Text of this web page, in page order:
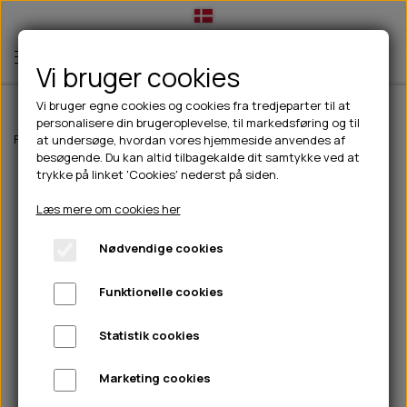
TIL HUND
💧FODER- VANDSKÅLE
CHICOPEE
GODBIDSTASKE
HALSBÅND
🦴 GODBIDDER & SNACKS
🍖 SMAGSVARIANTER
🎾 LEGETØJ
TÆNDER, ØRE, ØJE, POTER & NÆSE
🐾 UDSTYR & KOMFORT
TIL HUNDEEJER
DRIKKEFLASKER/TERMOFLASKER
HUER OG VANTER
PINEWOOD SALES
TIL KAT
TILBUD
NYHEDER
ABONNEMENT
Forside Til hunde hundelegetøj Kong Flexball Sportfootball M
Vi bruger cookies
Vi bruger egne cookies og cookies fra tredjeparter til at
personalisere din brugeroplevelse, til markedsføring og til
at undersøge, hvordan vores hjemmeside anvendes af
besøgende. Du kan altid tilbagekalde dit samtykke ved at
trykke på linket 'Cookies' nederst på siden.
Læs mere om cookies her
Nødvendige cookies
Funktionelle cookies
Statistik cookies
Marketing cookies